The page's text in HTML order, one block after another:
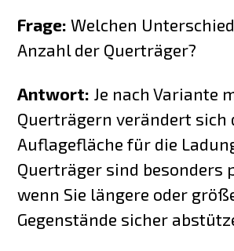
Frage: Welchen
Anzahl der Querträger?
Antwort: Je nach Variante
Querträgern verändert sich
Auflagefläche für die
Querträger sind besonders
wenn Sie längere oder
Gegenstände sicher